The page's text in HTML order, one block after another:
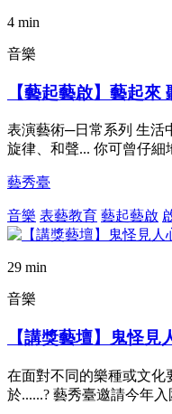
4 min
音樂
【藝起藝啟】藝起來
表演藝術─日常系列 生活
旋律、和聲... 你可曾仔
藝秀臺
音樂 表藝教育 藝起藝啟
29 min
音樂
【講獎藝壇】鬼怪見
在面對不同的樂種或文化
於......? 藝秀臺邀請今年